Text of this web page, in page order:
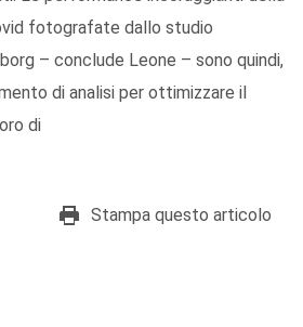
fotografate dallo studio
– conclude Leone – sono quindi,
di analisi per ottimizzare il
di
Stampa questo articolo